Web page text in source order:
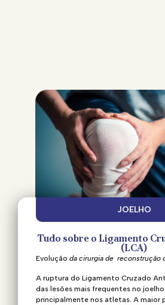
JOELHO
Tudo sobre o Ligamento
(LCA)
Evolução da cirurgia de reconstrução
A ruptura do Ligamento Cruzado
das lesões mais frequentes no
principalmente nos atletas. A maior